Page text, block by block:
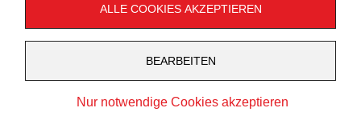
Folgen Sie uns auf
LinkedInInstagram
Slideshare
Youtube
Stolz präsentiert vonWordPress
ALLE COOKIES AKZEPTIEREN
BEARBEITEN
Nur notwendige Cookies akzeptieren